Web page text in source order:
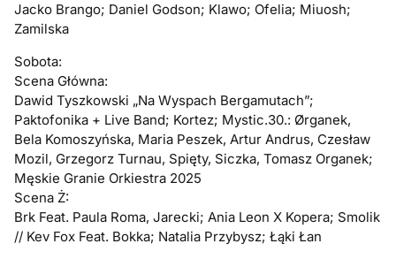
Jacko Brango; Daniel Godson; Klawo; Ofelia; Miuosh;
Zamilska
Sobota:
Scena Główna:
Dawid Tyszkowski „Na Wyspach Bergamutach”;
Paktofonika + Live Band; Kortez; Mystic.30.: Ørganek,
Bela Komoszyńska, Maria Peszek, Artur Andrus, Czesław
Mozil, Grzegorz Turnau, Spięty, Siczka, Tomasz Organek;
Męskie Granie Orkiestra 2025
Scena Ż:
Brk Feat. Paula Roma, Jarecki; Ania Leon X Kopera; Smolik
// Kev Fox Feat. Bokka; Natalia Przybysz; Łąki Łan